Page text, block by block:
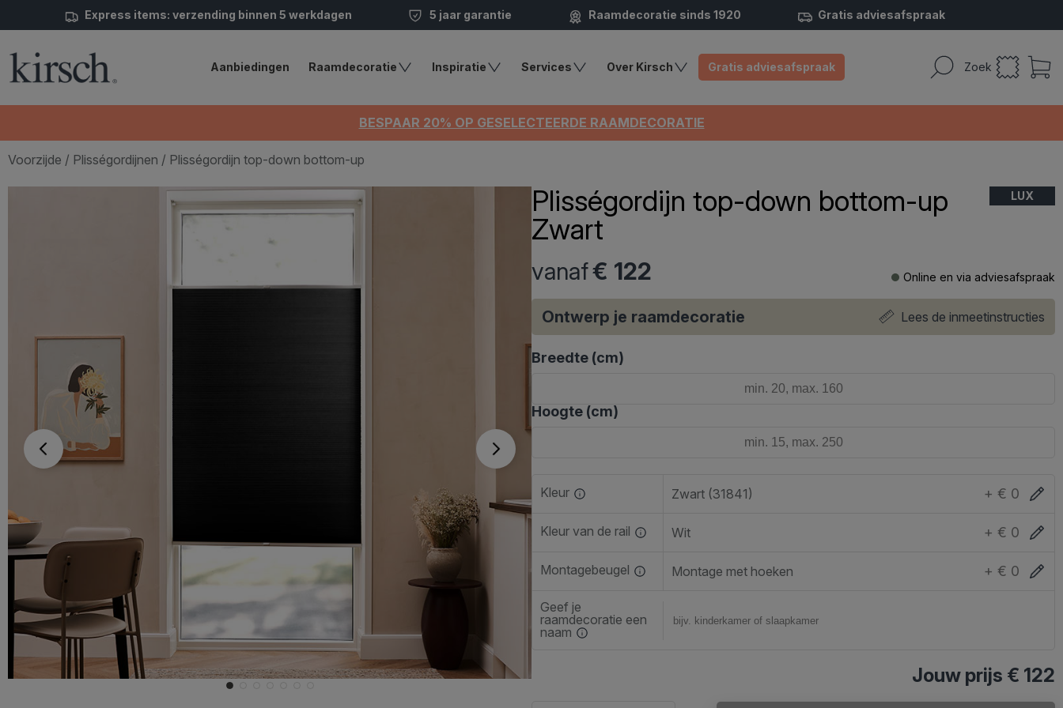
Express items: verzending binnen 5 werkdagen 5 jaar garantie Raamdecoratie sinds 1920 Gratis adviesafspraak
Zoek
Aanbiedingen Raamdecoratie Inspiratie Services Over Kirsch Gratis adviesafspraak
BESPAAR 20% OP GESELECTEERDE RAAMDECORATIE
Voorzijde / Plisségordijnen / Plisségordijn top-down bottom-up
Plisségordijn top-down bottom-up
Zwart
LUX
vanaf€ 122 Online en via adviesafspraak
Ontwerp je raamdecoratie Lees de inmeetinstructies
Breedte (cm)
Hoogte (cm)
Kleur Zwart (31841) + € 0
Kleur van de rail Wit + € 0
Montagebeugel Montage met hoeken + € 0
Geef je
raamdecoratie een
naam
Jouw prijs € 122